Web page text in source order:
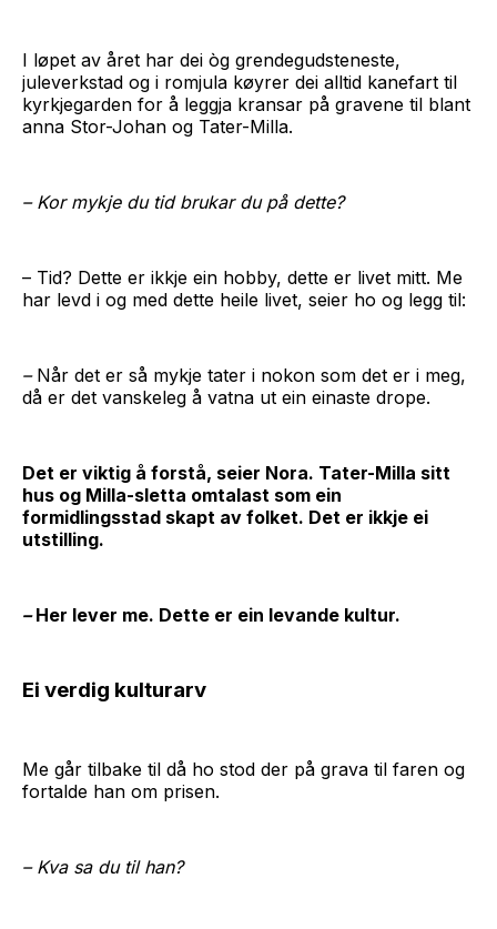
I løpet av året har dei òg grendegudsteneste,
juleverkstad og i romjula køyrer dei alltid kanefart til
kyrkjegarden for å leggja kransar på gravene til blant
anna Stor-Johan og Tater-Milla.
– Kor mykje du tid brukar du på dette?
– Tid? Dette er ikkje ein hobby, dette er livet mitt. Me
har levd i og med dette heile livet, seier ho og legg til:
– Når det er så mykje tater i nokon som det er i meg,
då er det vanskeleg å vatna ut ein einaste drope.
Det er viktig å forstå, seier Nora. Tater-Milla sitt
hus og Milla-sletta omtalast som ein
formidlingsstad skapt av folket. Det er ikkje ei
utstilling.
–Her lever me. Dette er ein levande kultur.
Ei verdig kulturarv
Me går tilbake til då ho stod der på grava til faren og
fortalde han om prisen.
– Kva sa du til han?